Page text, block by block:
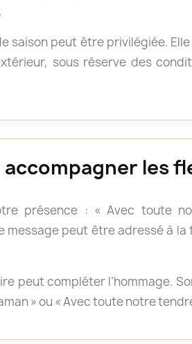
saison peut être privilégiée.
sous réserve des
les
présence : « Avec toute
peut être adressé à
peut compléter l’hommage.
» ou « Avec toute notre